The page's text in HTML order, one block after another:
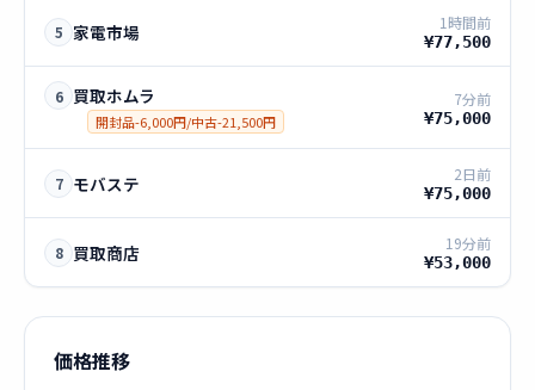
5 家電市場 1時間前
¥77,500
6 買取ホムラ
開封品-6,000円/中古-21,500円
7分前
¥75,000
7 モバステ 2日前
¥75,000
8 買取商店 19分前
¥53,000
価格推移